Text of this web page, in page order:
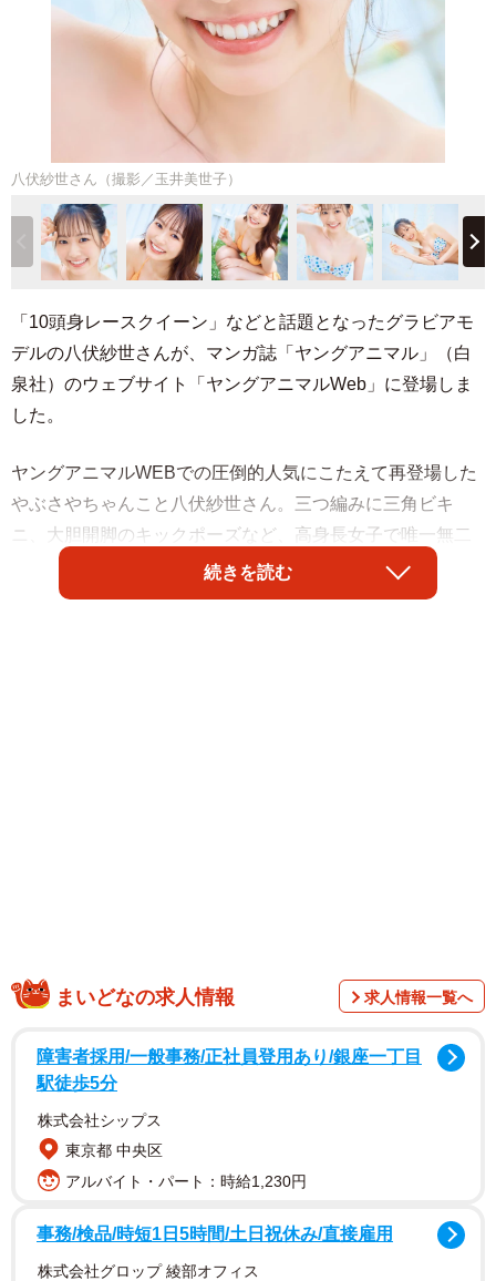
八伏紗世さん（撮影／玉井美世子）
「10頭身レースクイーン」などと話題となったグラビアモ
デルの八伏紗世さんが、マンガ誌「ヤングアニマル」（白
泉社）のウェブサイト「ヤングアニマルWeb」に登場しま
した。
ヤングアニマルWEBでの圧倒的人気にこたえて再登場した
やぶさやちゃんこと八伏紗世さん。三つ編みに三角ビキ
ニ、大胆開脚のキックポーズなど、高身長女子で唯一無二
のスレンダースタイルは必見です。
続きを読む
まいどなの求人情報 求人情報一覧へ
障害者採用/一般事務/正社員登用あり/銀座一丁目
駅徒歩5分
株式会社シップス
東京都 中央区
アルバイト・パート：時給1,230円
事務/検品/時短1日5時間/土日祝休み/直接雇用
株式会社グロップ 綾部オフィス